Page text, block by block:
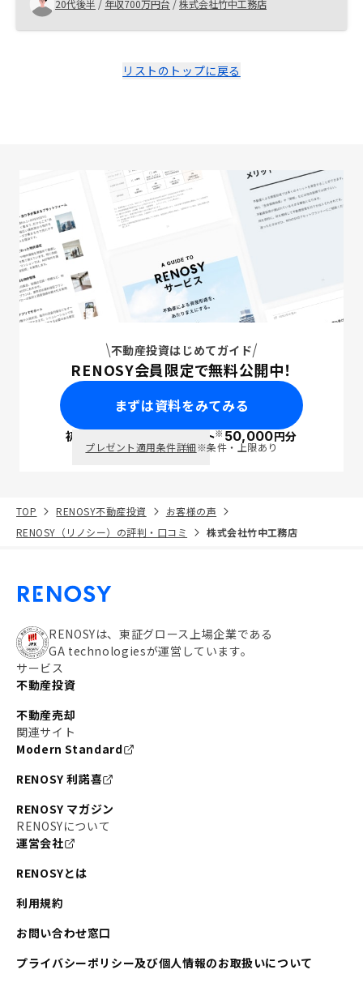
20代後半 / 年収700万円台 /株式会社竹中工務店
リストのトップに戻る
不動産投資はじめてガイド
RENOSY会員限定で無料公開中！
まずは資料をみてみる
初回面談で ポイント※50,000円分
プレゼント適用条件詳細※条件・上限あり
TOP RENOSY不動産投資
お客様の声
RENOSY（リノシー）の評判・口コミ
株式会社竹中工務店
RENOSYは、東証グロース上場企業である
GA technologiesが運営しています。
サービス
不動産投資
不動産売却
関連サイト
Modern Standard
RENOSY 利諾喜
RENOSY マガジン
RENOSYについて
運営会社
RENOSYとは
利用規約
お問い合わせ窓口
プライバシーポリシー及び個人情報のお取扱いについて